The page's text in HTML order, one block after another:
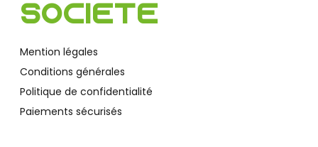
Société
Mention légales
Conditions générales
Politique de confidentialité
Paiements sécurisés